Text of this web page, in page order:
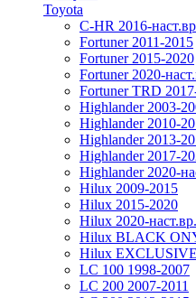
Toyota
C-HR 2016-
Fortuner 2011-2015
Fortuner 2015-2020
Fortuner 2020-
Fortuner TRD
Highlander 2003-
Highlander 2010-
Highlander 2013-
Highlander 2017-
Highlander 2020-
Hilux 2009-2015
Hilux 2015-2020
Hilux 2020-наст.вр.
Hilux BLACK
Hilux
LC 100 1998-2007
LC 200 2007-2011